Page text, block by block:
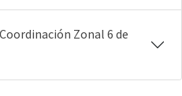
Zonal 6 de